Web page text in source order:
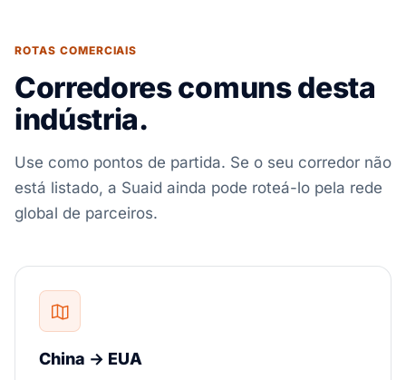
ROTAS COMERCIAIS
Corredores comuns desta
indústria.
Use como pontos de partida. Se o seu corredor não
está listado, a Suaid ainda pode roteá-lo pela rede
global de parceiros.
China → EUA